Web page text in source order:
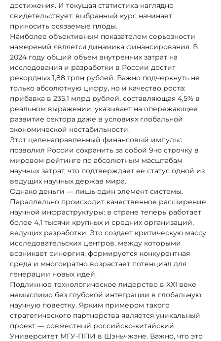
достижения. И текущая статистика наглядно
свидетельствует: выбранный курс начинает
приносить осязаемые плоды.
Наиболее объективным показателем серьезности
намерений является динамика финансирования. В
2024 году общий объем внутренних затрат на
исследования и разработки в России достиг
рекордных 1,88 трлн рублей. Важно подчеркнуть не
только абсолютную цифру, но и качество роста:
прибавка в 235,1 млрд рублей, составляющая 4,5% в
реальном выражении, указывает на опережающее
развитие сектора даже в условиях глобальной
экономической нестабильности.
Этот целенаправленный финансовый импульс
позволил России сохранить за собой 9-ю строчку в
мировом рейтинге по абсолютным масштабам
научных затрат, что подтверждает ее статус одной из
ведущих научных держав мира.
Однако деньги — лишь один элемент системы.
Параллельно происходит качественное расширение
научной инфраструктуры: в стране теперь работает
более 4,1 тысячи крупных и средних организаций,
ведущих разработки. Это создает критическую массу
исследовательских центров, между которыми
возникает синергия, формируется конкурентная
среда и многократно возрастает потенциал для
генерации новых идей.
Подлинное технологическое лидерство в XXI веке
немыслимо без глубокой интеграции в глобальную
научную повестку. Ярким примером такого
стратегического партнерства является уникальный
проект — совместный российско-китайский
Университет МГУ-ППИ в Шэньчжэне. Важно, что это